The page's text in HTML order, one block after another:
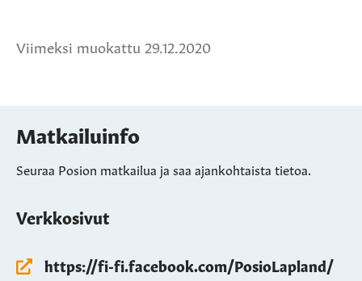
Viimeksi muokattu 29.12.2020
Matkailuinfo
Seuraa Posion matkailua ja saa ajankohtaista tietoa.
Verkkosivut
https://fi-fi.facebook.com/PosioLapland/